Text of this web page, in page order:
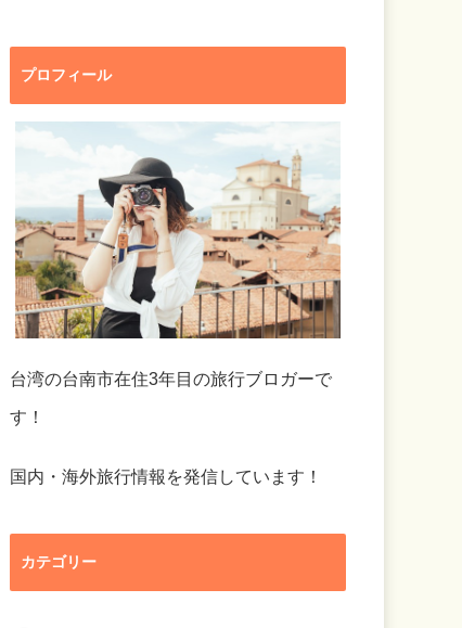
プロフィール
台湾の台南市在住3年目の旅行ブロガーで
す！
国内・海外旅行情報を発信しています！
カテゴリー